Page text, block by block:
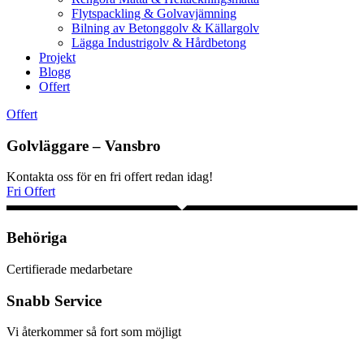
Flytspackling & Golvavjämning
Bilning av Betonggolv & Källargolv
Lägga Industrigolv & Hårdbetong
Projekt
Blogg
Offert
Offert
Golvläggare – Vansbro
Kontakta oss för en fri offert redan idag!
Fri Offert
Behöriga
Certifierade medarbetare
Snabb Service
Vi återkommer så fort som möjligt